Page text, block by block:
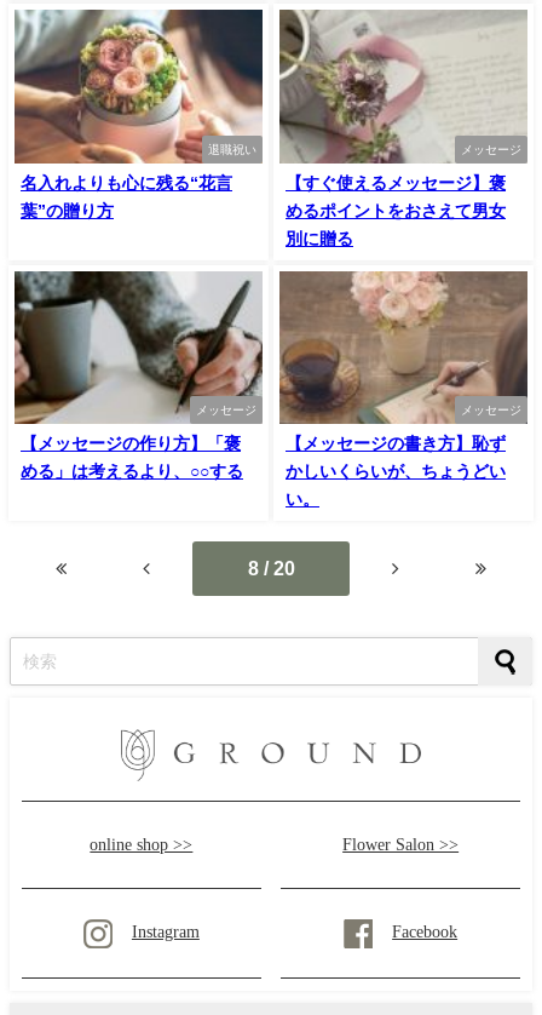
退職祝い
名入れよりも心に残る“花言
葉”の贈り方
メッセージ
【すぐ使えるメッセージ】褒
めるポイントをおさえて男女
別に贈る
メッセージ
【メッセージの作り方】「褒
める」は考えるより、○○する
メッセージ
【メッセージの書き方】恥ず
かしいくらいが、ちょうどい
い。
8 / 20
online shop >> Flower Salon >>
Instagram Facebook